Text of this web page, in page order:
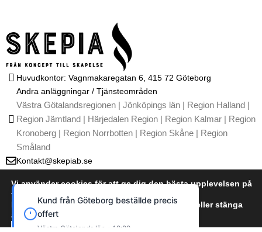
Huvudkontor: Vagnmakaregatan 6, 415 72 Göteborg
Andra anläggningar / Tjänsteområden
Västra Götalandsregionen | Jönköpings län | Region Halland |
Region Jämtland | Härjedalen Region | Region Kalmar | Region
Kronoberg | Region Norrbotten | Region Skåne | Region
Småland
Kontakt@skepiab.se
T
I
n
s
t
a
G
o
o
l
Y
o
u
u
L
i
n
e
Kontakta oss
Vi använder cookies för att ge dig den bästa upplevelsen på
vår webbplats.
Du kan läsa mer om vilka cookies vi använder eller stänga
av dem i
cookie policy
precis